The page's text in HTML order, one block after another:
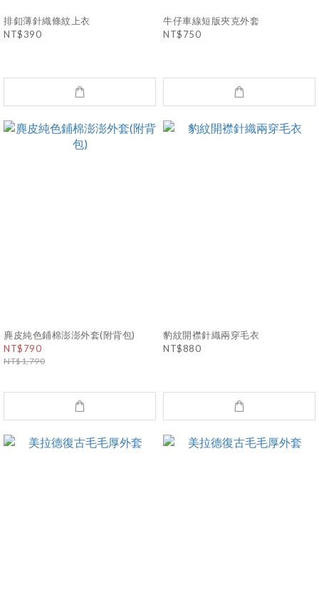
排釦薄針織條紋上衣
NT$390
牛仔車線短版夾克外套
NT$750
麂皮純色鋪棉澎澎外套(附背包)
NT$790
NT$1,790
豹紋開襟針織兩穿毛衣
NT$880